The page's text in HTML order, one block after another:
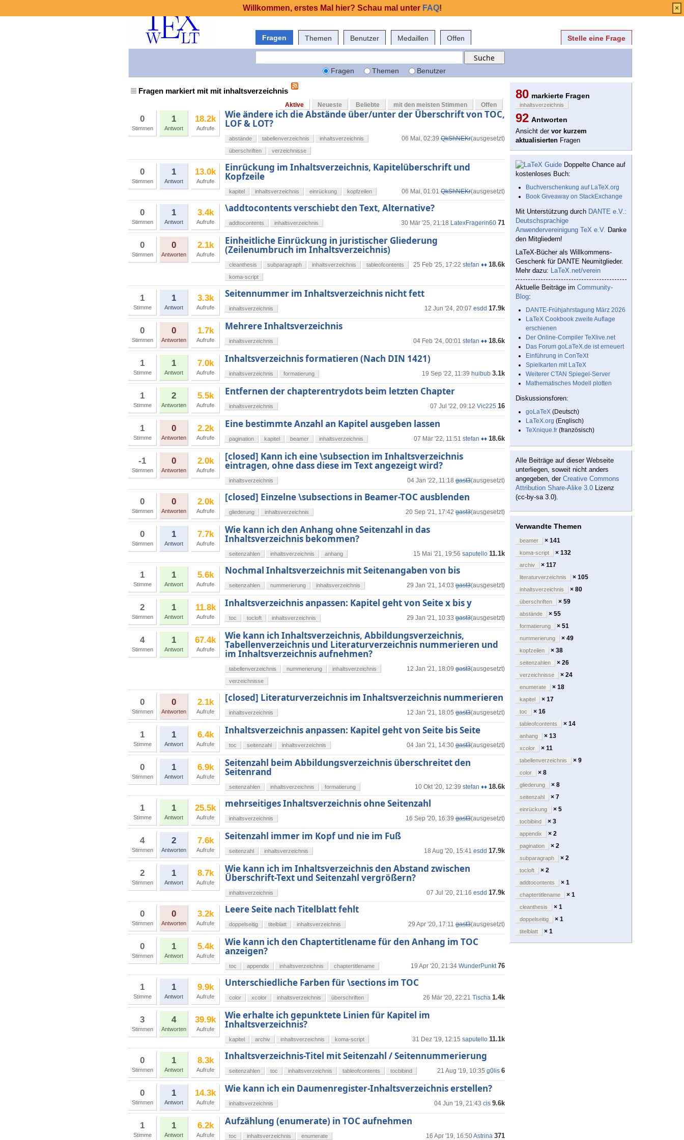
Fragen Themen Benutzer Medaillen Offen Stelle eine Frage
Fragen Themen Benutzer
Fragen markiert mit mit inhaltsverzeichnis
Aktive Neueste Beliebte mit den meisten Stimmen Offen
0
Stimmen
1
Antwort
18.2k
Aufrufe
Wie ändere ich die Abstände über/unter der Überschrift von TOC,
LOF & LOT?
06 Mai, 02:39 QkShNEKr(ausgesetzt)
abstände tabellenverzeichnis
inhaltsverzeichnis
überschriften
verzeichnisse
0
Stimmen
1
Antwort
13.0k
Aufrufe
Einrückung im Inhaltsverzeichnis, Kapitelüberschrift und
Kopfzeile
06 Mai, 01:01 QkShNEKr(ausgesetzt)
kapitel inhaltsverzeichnis einrückung kopfzeilen
0
Stimmen
1
Antwort
3.4k
Aufrufe
\addtocontents verschiebt den Text, Alternative?
30 Mär '25, 21:18 LatexFragerin60 71
addtocontents inhaltsverzeichnis
0
Stimmen
0
Antworten
2.1k
Aufrufe
Einheitliche Einrückung in juristischer Gliederung
(Zeilenumbruch im Inhaltsverzeichnis)
25 Feb '25, 17:22 stefan ♦♦ 18.6k
cleanthesis subparagraph inhaltsverzeichnis
tableofcontents
koma-script
1
Stimme
1
Antwort
3.3k
Aufrufe
Seitennummer im Inhaltsverzeichnis nicht fett
12 Jun '24, 20:07 esdd 17.9k
inhaltsverzeichnis
0
Stimmen
0
Antworten
1.7k
Aufrufe
Mehrere Inhaltsverzeichnis
04 Feb '24, 00:01 stefan ♦♦ 18.6k
inhaltsverzeichnis
1
Stimme
1
Antwort
7.0k
Aufrufe
Inhaltsverzeichnis formatieren (Nach DIN 1421)
19 Sep '22, 11:39 huibub 3.1k
inhaltsverzeichnis formatierung
1
Stimme
2
Antworten
5.5k
Aufrufe
Entfernen der chapterentrydots beim letzten Chapter
07 Jul '22, 09:12 Vic225 16
inhaltsverzeichnis
1
Stimme
0
Antworten
2.2k
Aufrufe
Eine bestimmte Anzahl an Kapitel ausgeben lassen
07 Mär '22, 11:51 stefan ♦♦ 18.6k
pagination kapitel beamer inhaltsverzeichnis
-1
Stimmen
0
Antworten
2.0k
Aufrufe
[closed] Kann ich eine \subsection im Inhaltsverzeichnis
eintragen, ohne dass diese im Text angezeigt wird?
04 Jan '22, 11:18 gast3(ausgesetzt)
inhaltsverzeichnis
0
Stimmen
0
Antworten
2.0k
Aufrufe
[closed] Einzelne \subsections in Beamer-TOC ausblenden
20 Sep '21, 17:42 gast3(ausgesetzt)
gliederung inhaltsverzeichnis
0
Stimmen
1
Antwort
7.7k
Aufrufe
Wie kann ich den Anhang ohne Seitenzahl in das
Inhaltsverzeichnis bekommen?
15 Mai '21, 19:56 saputello 11.1k
seitenzahlen inhaltsverzeichnis anhang
1
Stimme
1
Antwort
5.6k
Aufrufe
Nochmal Inhaltsverzeichnis mit Seitenangaben von bis
29 Jan '21, 14:03 gast3(ausgesetzt)
seitenzahlen nummerierung inhaltsverzeichnis
2
Stimmen
1
Antwort
11.8k
Aufrufe
Inhaltsverzeichnis anpassen: Kapitel geht von Seite x bis y
29 Jan '21, 10:33 gast3(ausgesetzt)
toc tocloft inhaltsverzeichnis
4
Stimmen
1
Antwort
67.4k
Aufrufe
Wie kann ich Inhaltsverzeichnis, Abbildungsverzeichnis,
Tabellenverzeichnis und Literaturverzeichnis nummerieren und
im Inhaltsverzeichnis aufnehmen?
12 Jan '21, 18:09 gast3(ausgesetzt)
tabellenverzeichnis nummerierung
inhaltsverzeichnis
verzeichnisse
0
Stimmen
0
Antworten
2.1k
Aufrufe
[closed] Literaturverzeichnis im Inhaltsverzeichnis nummerieren
12 Jan '21, 18:05 gast3(ausgesetzt)
inhaltsverzeichnis
1
Stimme
1
Antwort
6.4k
Aufrufe
Inhaltsverzeichnis anpassen: Kapitel geht von Seite bis Seite
04 Jan '21, 14:30 gast3(ausgesetzt)
toc seitenzahl inhaltsverzeichnis
0
Stimmen
1
Antwort
6.9k
Aufrufe
Seitenzahl beim Abbildungsverzeichnis überschreitet den
Seitenrand
10 Okt '20, 12:39 stefan ♦♦ 18.6k
seitenzahlen inhaltsverzeichnis formatierung
1
Stimme
1
Antwort
25.5k
Aufrufe
mehrseitiges Inhaltsverzeichnis ohne Seitenzahl
16 Sep '20, 16:39 gast3(ausgesetzt)
inhaltsverzeichnis
4
Stimmen
2
Antworten
7.6k
Aufrufe
Seitenzahl immer im Kopf und nie im Fuß
18 Aug '20, 15:41 esdd 17.9k
seitenzahl inhaltsverzeichnis
2
Stimmen
1
Antwort
8.7k
Aufrufe
Wie kann ich im Inhaltsverzeichnis den Abstand zwischen
Überschrift-Text und Seitenzahl vergrößern?
07 Jul '20, 21:16 esdd 17.9k
inhaltsverzeichnis
0
Stimmen
0
Antworten
3.2k
Aufrufe
Leere Seite nach Titelblatt fehlt
29 Apr '20, 17:11 gast3(ausgesetzt)
doppelseitig titelblatt inhaltsverzeichnis
0
Stimmen
1
Antwort
5.4k
Aufrufe
Wie kann ich den Chaptertitlename für den Anhang im TOC
anzeigen?
19 Apr '20, 21:34 WunderPunkt 76
toc appendix inhaltsverzeichnis chaptertitlename
1
Stimme
1
Antwort
9.9k
Aufrufe
Unterschiedliche Farben für \sections im TOC
26 Mär '20, 22:21 Tischa 1.4k
color xcolor inhaltsverzeichnis überschriften
3
Stimmen
4
Antworten
39.9k
Aufrufe
Wie erhalte ich gepunktete Linien für Kapitel im
Inhaltsverzeichnis?
31 Dez '19, 12:15 saputello 11.1k
kapitel archiv inhaltsverzeichnis koma-script
0
Stimmen
1
Antwort
8.3k
Aufrufe
Inhaltsverzeichnis-Titel mit Seitenzahl / Seitennummerierung
21 Aug '19, 10:35 g0lis 6
seitenzahlen toc inhaltsverzeichnis tableofcontents tocbibind
0
Stimmen
1
Antwort
14.3k
Aufrufe
Wie kann ich ein Daumenregister-Inhaltsverzeichnis erstellen?
04 Jun '19, 21:43 cis 9.6k
inhaltsverzeichnis
1
Stimme
1
Antwort
6.2k
Aufrufe
Aufzählung (enumerate) in TOC aufnehmen
16 Apr '19, 16:50Astrina 371
toc inhaltsverzeichnis enumerate
80 markierte Fragen
inhaltsverzeichnis
92 Antworten
Ansicht der vor kurzem
aktualisierten Fragen
Doppelte Chance auf
kostenloses Buch:
Buchverschenkung auf LaTeX.org
Book Giveaway on StackExchange
Mit Unterstützung durch DANTE e.V.:
Deutschsprachige
Anwendervereinigung TeX e.V. Danke
den Mitgliedern!
LaTeX-Bücher als Willkommens-
Geschenk für DANTE Neumitglieder.
Mehr dazu: LaTeX.net/verein
Aktuelle Beiträge im Community-
Blog:
DANTE-Frühjahrstagung März 2026
LaTeX Cookbook zweite Auflage
erschienen
Der Online-Compiler TeXlive.net
Das Forum goLaTeX.de ist erneuert
Einführung in ConTeXt
Spielkarten mit LaTeX
Weiterer CTAN Spiegel-Server
Mathematisches Modell plotten
Diskussionsforen:
goLaTeX (Deutsch)
LaTeX.org (Englisch)
TeXnique.fr (französisch)
Alle Beiträge auf dieser Webseite
unterliegen, soweit nicht anders
angegeben, der Creative Commons
Attribution Share-Alike 3.0 Lizenz
(cc-by-sa 3.0).
Verwandte Themen
beamer × 141
koma-script × 132
archiv × 117
literaturverzeichnis × 105
inhaltsverzeichnis × 80
überschriften × 59
abstände × 55
formatierung × 51
nummerierung × 49
kopfzeilen × 38
seitenzahlen × 26
verzeichnisse × 24
enumerate × 18
kapitel × 17
toc × 16
tableofcontents × 14
anhang × 13
xcolor × 11
tabellenverzeichnis × 9
color × 8
gliederung × 8
seitenzahl × 7
einrückung × 5
tocbibind × 3
appendix × 2
pagination × 2
subparagraph × 2
tocloft × 2
addtocontents × 1
chaptertitlename × 1
cleanthesis × 1
doppelseitig × 1
titelblatt × 1
Willkommen, erstes Mal hier? Schau mal unter FAQ! ×